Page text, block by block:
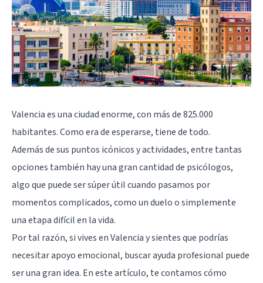
Valencia es una ciudad enorme, con más de 825.000
habitantes. Como era de esperarse, tiene de todo.
Además de sus puntos icónicos y actividades, entre tantas
opciones también hay una gran cantidad de psicólogos,
algo que puede ser súper útil cuando pasamos por
momentos complicados, como un duelo o simplemente
una etapa difícil en la vida.
Por tal razón, si vives en Valencia y sientes que podrías
necesitar apoyo emocional, buscar ayuda profesional puede
ser una gran idea. En este artículo, te contamos cómo